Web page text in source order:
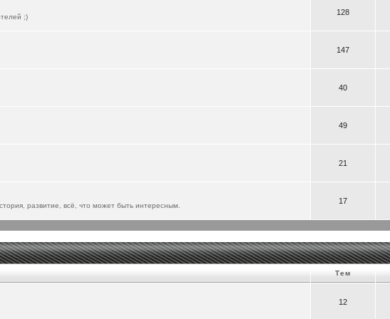
;)
128
147
40
49
21
развитие, всё, что может быть интересным.
17
Тем
12